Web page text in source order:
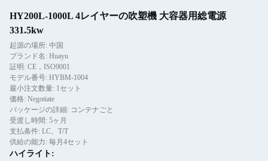
HY200L-1000L 4レイヤーの吹塑機 大容器用総電源
331.5kw
起源の場所: 中国
ブランド名: Huayu
証明: CE，ISO9001
モデル番号: HYBM-1004
最小注文数量: 1セット
価格: Negotiate
パッケージの詳細: コンテナごと
受渡し時間: 5ヶ月
支払条件: LC、T/T
供給の能力: 毎月4セット
ハイライト: